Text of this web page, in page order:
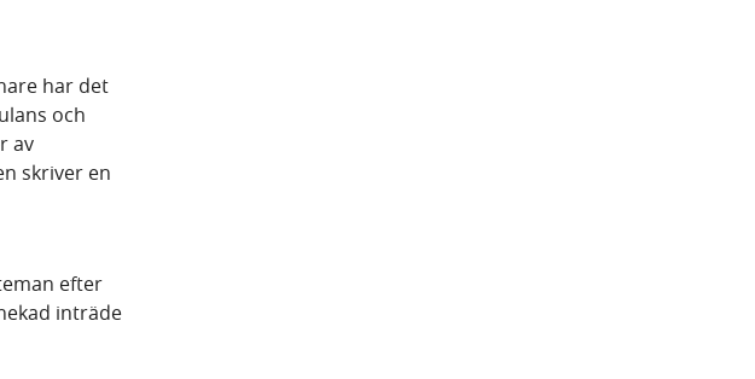
har det
och
av
skriver en
efter
inträde